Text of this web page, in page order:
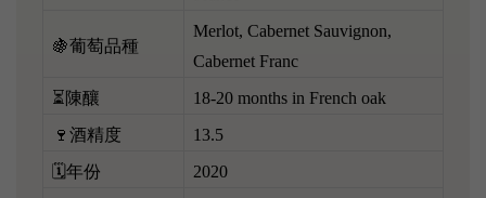
🍇葡萄品種
Merlot, Cabernet Sauvignon,
Cabernet Franc
⏳陳釀 18-20 months in French oak
🍷酒精度 13.5
🗓️年份 2020